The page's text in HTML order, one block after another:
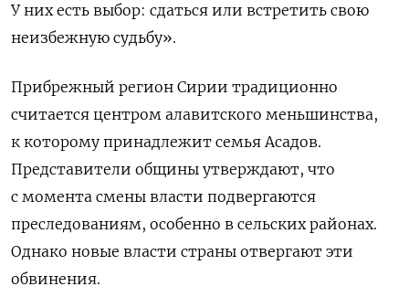
У них есть выбор: сдаться или встретить свою
неизбежную судьбу».
Прибрежный регион Сирии традиционно
считается центром алавитского меньшинства,
к которому принадлежит семья Асадов.
Представители общины утверждают, что
с момента смены власти подвергаются
преследованиям, особенно в сельских районах.
Однако новые власти страны отвергают эти
обвинения.